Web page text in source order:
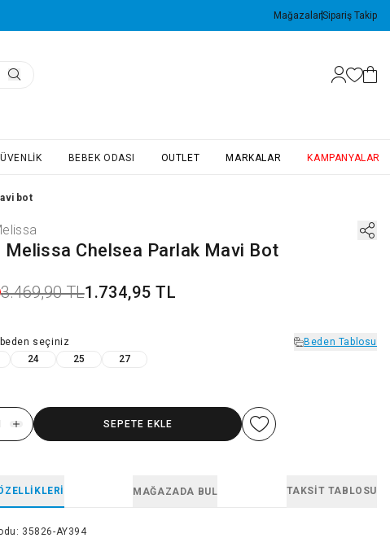
MağazalarSipariş Takip
BEBEK ODASI OUTLET MARKALAR KAMPANYALAR
bot
Melissa Chelsea Parlak Mavi Bot
3.469,90 TL1.734,95 TL
beden seçiniz
Beden Tablosu
24 25 27
SEPETE EKLE
MAĞAZADA BUL TAKSIT TABLOSU
: 35826-AY394